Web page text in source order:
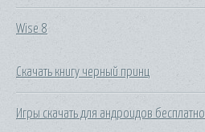
Wise 8
Скачать книгу черный принц
Игры скачать для андроидов бесплатно